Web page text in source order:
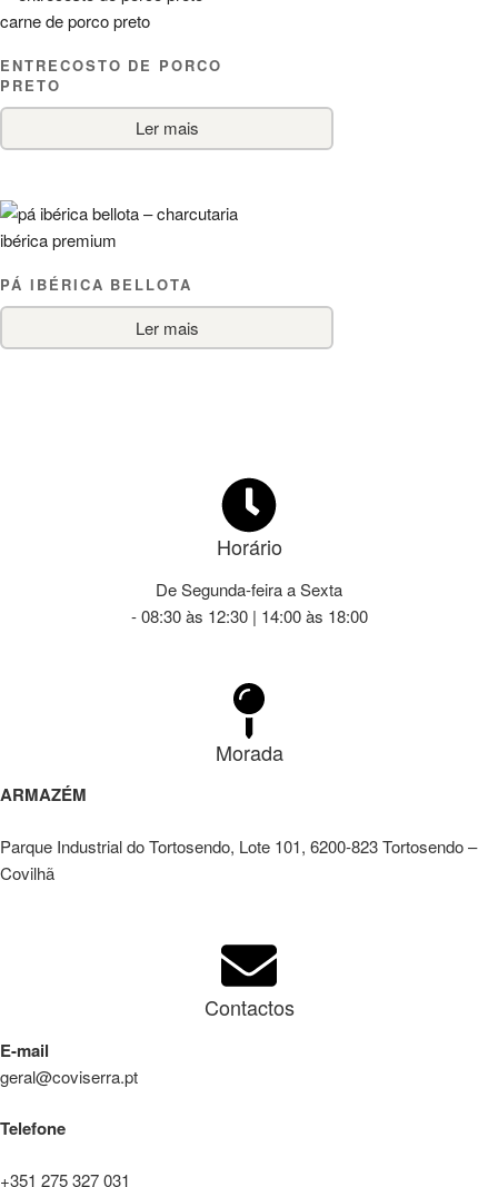
ENTRECOSTO DE PORCO
PRETO
Ler mais
PÁ IBÉRICA BELLOTA
Ler mais
Horário
De Segunda-feira a Sexta
- 08:30 às 12:30 | 14:00 às 18:00
Morada
ARMAZÉM
Parque Industrial do Tortosendo, Lote 101, 6200-823 Tortosendo –
Covilhã
Contactos
E-mail
geral@coviserra.pt
Telefone
+351 275 327 031